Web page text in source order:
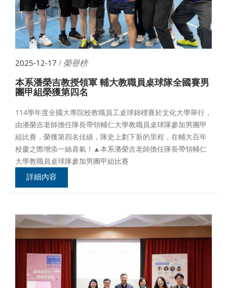
2025-12-17 / 榮譽榜
本系潘榮吉教授領軍 輔大教職員桌球隊全國賽男
團甲組榮獲第四名
114學年度全國大專院校教職員工桌球錦標賽於文化大學舉行，
由潘榮吉老師擔任隊長帶領輔仁大學教職員桌球隊參加男團甲
組比賽，榮獲第四名佳績，隊史上劃下新的里程，在輔大百年
校慶之際增添一絲喜氣！▲本系潘榮吉老師擔任隊長帶領輔仁
大學教職員桌球隊參加男團甲組比賽
詳細內容